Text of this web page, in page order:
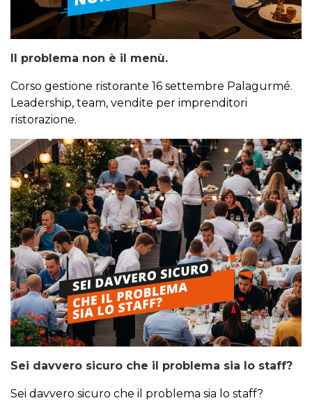
Il problema non è il menù.
Corso gestione ristorante 16 settembre Palagurmé.
Leadership, team, vendite per imprenditori
ristorazione.
Sei davvero sicuro che il problema sia lo staff?
Sei davvero sicuro che il problema sia lo staff?